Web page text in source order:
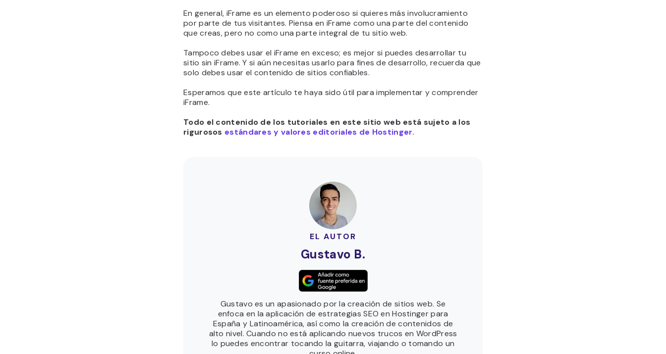
En general, iFrame es un elemento poderoso si quieres más involucramiento
por parte de tus visitantes. Piensa en iFrame como una parte del contenido
que creas, pero no como una parte integral de tu sitio web.
Tampoco debes usar el iFrame en exceso; es mejor si puedes desarrollar tu
sitio sin iFrame. Y si aún necesitas usarlo para fines de desarrollo, recuerda que
solo debes usar el contenido de sitios confiables.
Esperamos que este artículo te haya sido útil para implementar y comprender
iFrame.
Todo el contenido de los tutoriales en este sitio web está sujeto a los
rigurosos estándares y valores editoriales de Hostinger.
EL AUTOR
Gustavo B.
Gustavo es un apasionado por la creación de sitios web. Se
enfoca en la aplicación de estrategias SEO en Hostinger para
España y Latinoamérica, así como la creación de contenidos de
alto nivel. Cuando no está aplicando nuevos trucos en WordPress
lo puedes encontrar tocando la guitarra, viajando o tomando un